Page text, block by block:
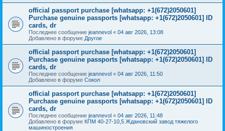
official passport purchase [whatsapp: +1(672)2050601]
Purchase genuine passports [whatsapp: +1(672)2050601] ID
cards, dr
Последнее сообщение jeannevol « 04 авг 2026, 13:08
Добавлено в форуме Другое
official passport purchase [whatsapp: +1(672)2050601]
Purchase genuine passports [whatsapp: +1(672)2050601] ID
cards, dr
Последнее сообщение jeannevol « 04 авг 2026, 11:50
Добавлено в форуме Сокол
official passport purchase [whatsapp: +1(672)2050601]
Purchase genuine passports [whatsapp: +1(672)2050601] ID
cards, dr
Последнее сообщение jeannevol « 04 авг 2026, 11:48
Добавлено в форуме КПМ 40-27-10,5 Ждановский завод тяжелого
машиностроения